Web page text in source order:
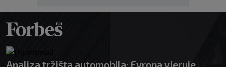
Analiza tržišta automobila: Evropa vjeruje